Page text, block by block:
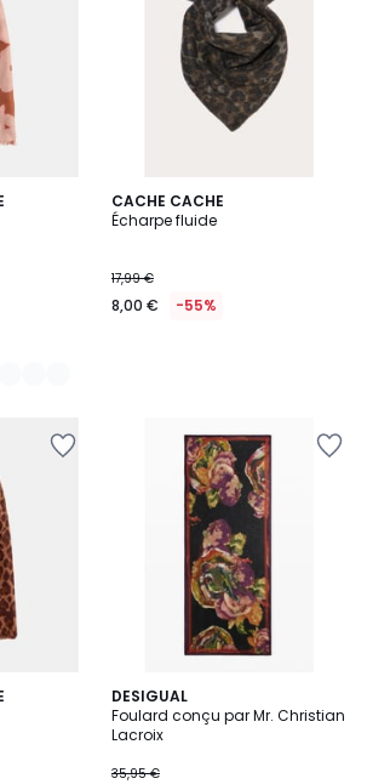
CACHE CACHE
Écharpe fluide
17,99 €
8,00 € -55%
DESIGUAL
Foulard conçu par Mr. Christian
Lacroix
35,95 €